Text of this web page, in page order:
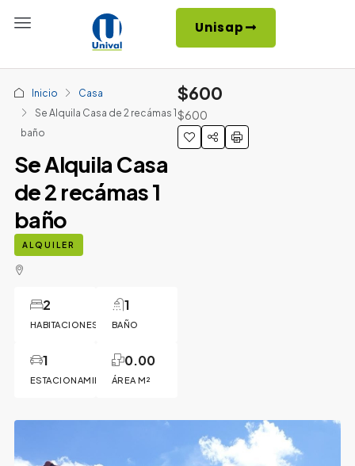
Unisap
Inicio
Casa
Se Alquila Casa de 2 recámas 1
baño
Se Alquila Casa
de 2 recámas 1
baño
ALQUILER
HABITACIONES
2
BAÑO
1
ESTACIONAMIENTO
1
ÁREA M²
0.00
$600
$600